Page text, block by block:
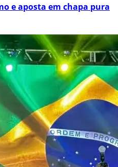
e aposta em chapa pura